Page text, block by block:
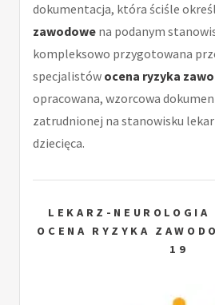
dokumentacja, która ściśle
zawodowe na podanym
kompleksowo przygotowana
specjalistów ocena ryzyka
opracowana, wzorcowa
zatrudnionej na stanowisku
dziecięca.
LEKARZ-NEUROLOGIA
OCENA RYZYKA
19